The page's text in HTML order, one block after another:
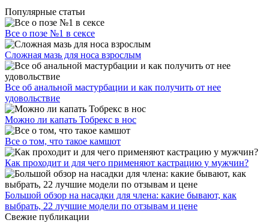
Популярные статьи
Все о позе №1 в сексе
Сложная мазь для носа взрослым
Все об анальной мастурбации и как получить от нее
удовольствие
Можно ли капать Тобрекс в нос
Все о том, что такое камшот
Как проходит и для чего применяют кастрацию у мужчин?
Большой обзор на насадки для члена: какие бывают, как
выбрать, 22 лучшие модели по отзывам и цене
Свежие публикации